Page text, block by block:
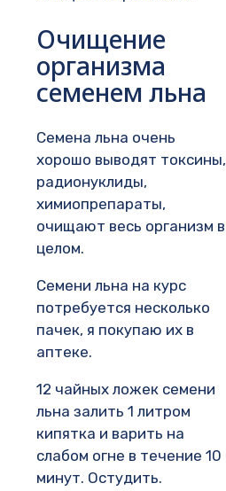
Очищение
организма
семенем льна
Семена льна очень
хорошо выводят токсины,
радионуклиды,
химиопрепараты,
очищают весь организм в
целом.
Семени льна на курс
потребуется несколько
пачек, я покупаю их в
аптеке.
12 чайных ложек семени
льна залить 1 литром
кипятка и варить на
слабом огне в течение 10
минут. Остудить.